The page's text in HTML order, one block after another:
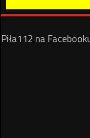
Piła112 na